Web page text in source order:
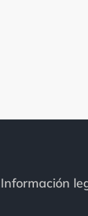
Información